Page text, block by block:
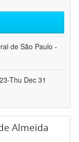
de São Paulo -
Thu Dec 31
Almeida